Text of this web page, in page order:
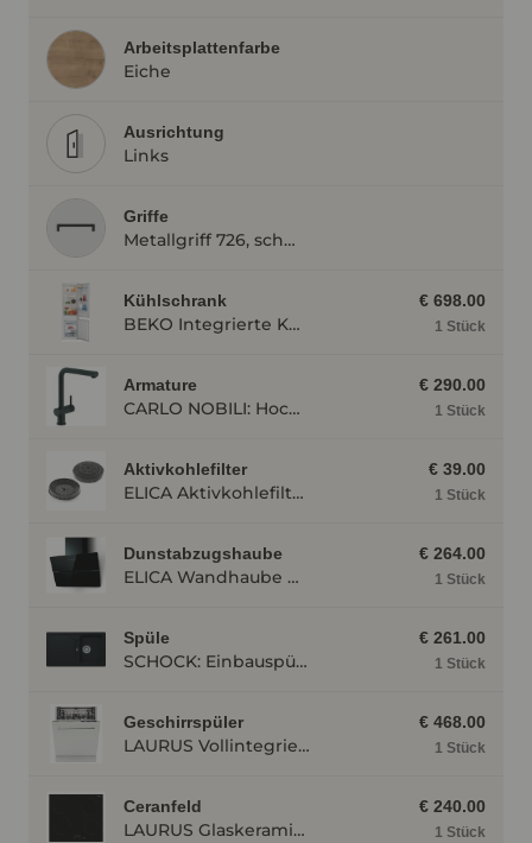
Arbeitsplattenfarbe
Eiche
Ausrichtung
Links
Griffe
Metallgriff 726, schwarz
Kühlschrank
BEKO Integrierte Kühl- Gefrierkombination BCSA285K4SN BCSA285K4SN
€ 698.00
1 Stück
Armature
CARLO NOBILI: Hochdruck- Einhebelmischbatterie Live, Mischbatterie, Schwarz matt 17791
€ 290.00
1 Stück
Aktivkohlefilter
ELICA Aktivkohlefilter AFWAKETIFFANY
€ 39.00
1 Stück
Dunstabzugshaube
ELICA Wandhaube WISE60BK, 600 mm breit, schwarz WISE60BK
€ 264.00
1 Stück
Spüle
SCHOCK: Einbauspüle Formhaus D-100, aus CRISTALITE®, Onyx 87324
€ 261.00
1 Stück
Geschirrspüler
LAURUS Vollintegrierter Geschirrspüler LSV60-4, 4 Programme LSV604
€ 468.00
1 Stück
Ceranfeld
LAURUS Glaskeramik- Strahlungskochfeld LCA600, autark, Rahmenlos LCA600
€ 240.00
1 Stück